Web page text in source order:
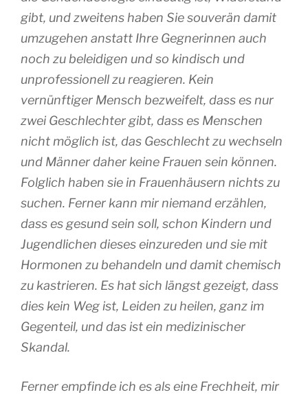
gibt, und zweitens haben Sie souverän damit
umzugehen anstatt Ihre Gegnerinnen auch
noch zu beleidigen und so kindisch und
unprofessionell zu reagieren. Kein
vernünftiger Mensch bezweifelt, dass es nur
zwei Geschlechter gibt, dass es Menschen
nicht möglich ist, das Geschlecht zu wechseln
und Männer daher keine Frauen sein können.
Folglich haben sie in Frauenhäusern nichts zu
suchen. Ferner kann mir niemand erzählen,
dass es gesund sein soll, schon Kindern und
Jugendlichen dieses einzureden und sie mit
Hormonen zu behandeln und damit chemisch
zu kastrieren. Es hat sich längst gezeigt, dass
dies kein Weg ist, Leiden zu heilen, ganz im
Gegenteil, und das ist ein medizinischer
Skandal.
Ferner empfinde ich es als eine Frechheit, mir